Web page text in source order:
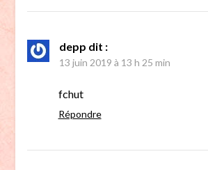
depp dit :
13 juin 2019 à 13 h 25 min
fchut
Répondre